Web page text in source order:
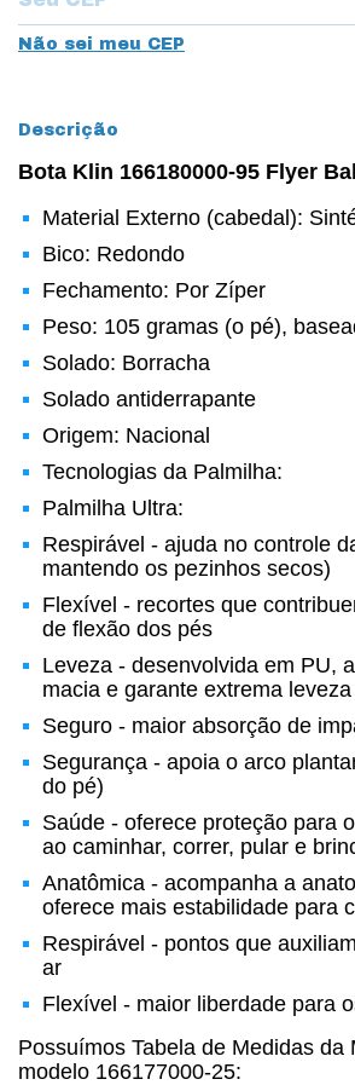
Não sei meu CEP
Descrição
Bota Klin 166180000-95 Flyer
Material Externo (cabedal):
Bico: Redondo
Fechamento: Por Zíper
Peso: 105 gramas (o pé),
Solado: Borracha
Solado antiderrapante
Origem: Nacional
Tecnologias da Palmilha:
Palmilha Ultra:
Respirável - ajuda no controle
mantendo os pezinhos secos)
Flexível - recortes que
de flexão dos pés
Leveza - desenvolvida em PU,
macia e garante extrema leveza
Seguro - maior absorção de
Segurança - apoia o arco
do pé)
Saúde - oferece proteção para
ao caminhar, correr, pular e
Anatômica - acompanha a
oferece mais estabilidade para
Respirável - pontos que
ar
Flexível - maior liberdade para
Possuímos Tabela de Medidas da
modelo 166177000-25: